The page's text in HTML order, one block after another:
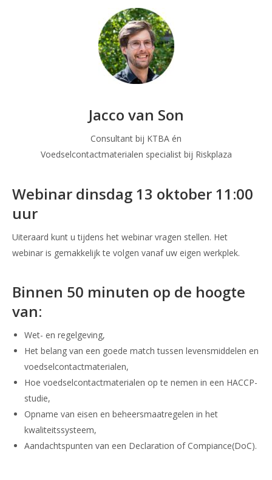
Jacco van Son
Consultant bij KTBA én
Voedselcontactmaterialen specialist bij Riskplaza
Webinar dinsdag 13 oktober 11:00
uur
Uiteraard kunt u tijdens het webinar vragen stellen. Het
webinar is gemakkelijk te volgen vanaf uw eigen werkplek.
Binnen 50 minuten op de hoogte
van:
Wet- en regelgeving,
Het belang van een goede match tussen levensmiddelen en
voedselcontactmaterialen,
Hoe voedselcontactmaterialen op te nemen in een HACCP-
studie,
Opname van eisen en beheersmaatregelen in het
kwaliteitssysteem,
Aandachtspunten van een Declaration of Compiance(DoC).